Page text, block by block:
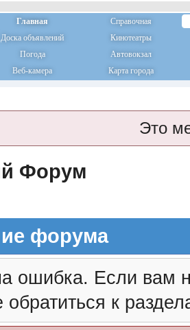
Главная
Справочная
Доска объявлений
Кинотеатры
Погода
Автовокзал
Веб-камера
Карта города
Это
Форум
форума
ошибка. Если вам
обратиться к